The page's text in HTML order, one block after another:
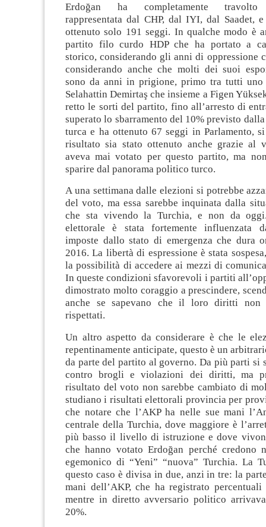
Erdoğan ha completamente travolto
rappresentata dal CHP, dal IYI, dal Saadet,
ottenuto solo 191 seggi. In qualche modo è
partito filo curdo HDP che ha portato a
storico, considerando gli anni di oppressione
considerando anche che molti dei suoi
sono da anni in prigione, primo tra tutti uno
Selahattin Demirtaş che insieme a Figen
retto le sorti del partito, fino all’arresto di
superato lo sbarramento del 10% previsto
turca e ha ottenuto 67 seggi in Parlamento,
risultato sia stato ottenuto anche grazie al
aveva mai votato per questo partito, ma
sparire dal panorama politico turco.
A una settimana dalle elezioni si potrebbe
del voto, ma essa sarebbe inquinata dalla
che sta vivendo la Turchia, e non da
elettorale è stata fortemente influenzata
imposte dallo stato di emergenza che dura
2016. La libertà di espressione è stata
la possibilità di accedere ai mezzi di
In queste condizioni sfavorevoli i partiti
dimostrato molto coraggio a prescindere,
anche se sapevano che il loro diritti non
rispettati.
Un altro aspetto da considerare è che le
repentinamente anticipate, questo è un
da parte del partito al governo. Da più parti si
contro brogli e violazioni dei diritti, ma
risultato del voto non sarebbe cambiato di
studiano i risultati elettorali provincia per
che notare che l’AKP ha nelle sue mani
centrale della Turchia, dove maggiore è
più basso il livello di istruzione e dove
che hanno votato Erdoğan perché credono
egemonico di “Yeni” “nuova” Turchia. La
questo caso è divisa in due, anzi in tre: la
mani dell’AKP, che ha registrato
mentre in diretto avversario politico
20%.